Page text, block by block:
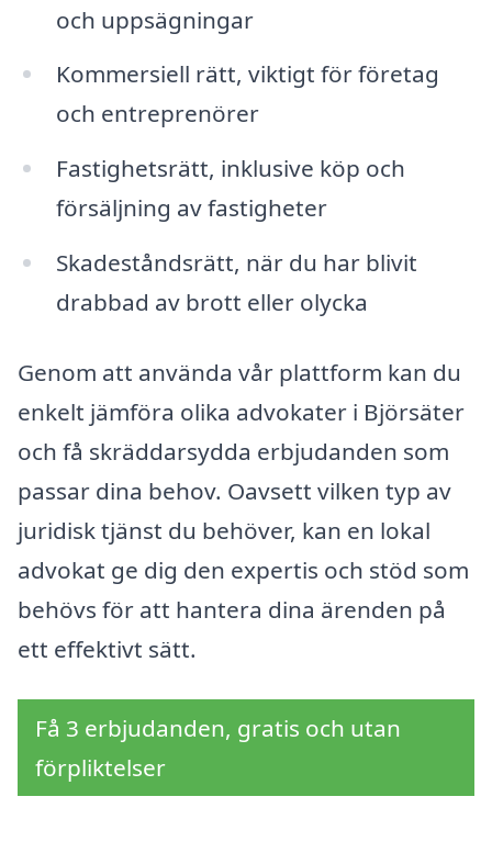
och uppsägningar
Kommersiell rätt, viktigt för företag
och entreprenörer
Fastighetsrätt, inklusive köp och
försäljning av fastigheter
Skadeståndsrätt, när du har blivit
drabbad av brott eller olycka
Genom att använda vår plattform kan du
enkelt jämföra olika advokater i Björsäter
och få skräddarsydda erbjudanden som
passar dina behov. Oavsett vilken typ av
juridisk tjänst du behöver, kan en lokal
advokat ge dig den expertis och stöd som
behövs för att hantera dina ärenden på
ett effektivt sätt.
Få 3 erbjudanden, gratis och utan
förpliktelser